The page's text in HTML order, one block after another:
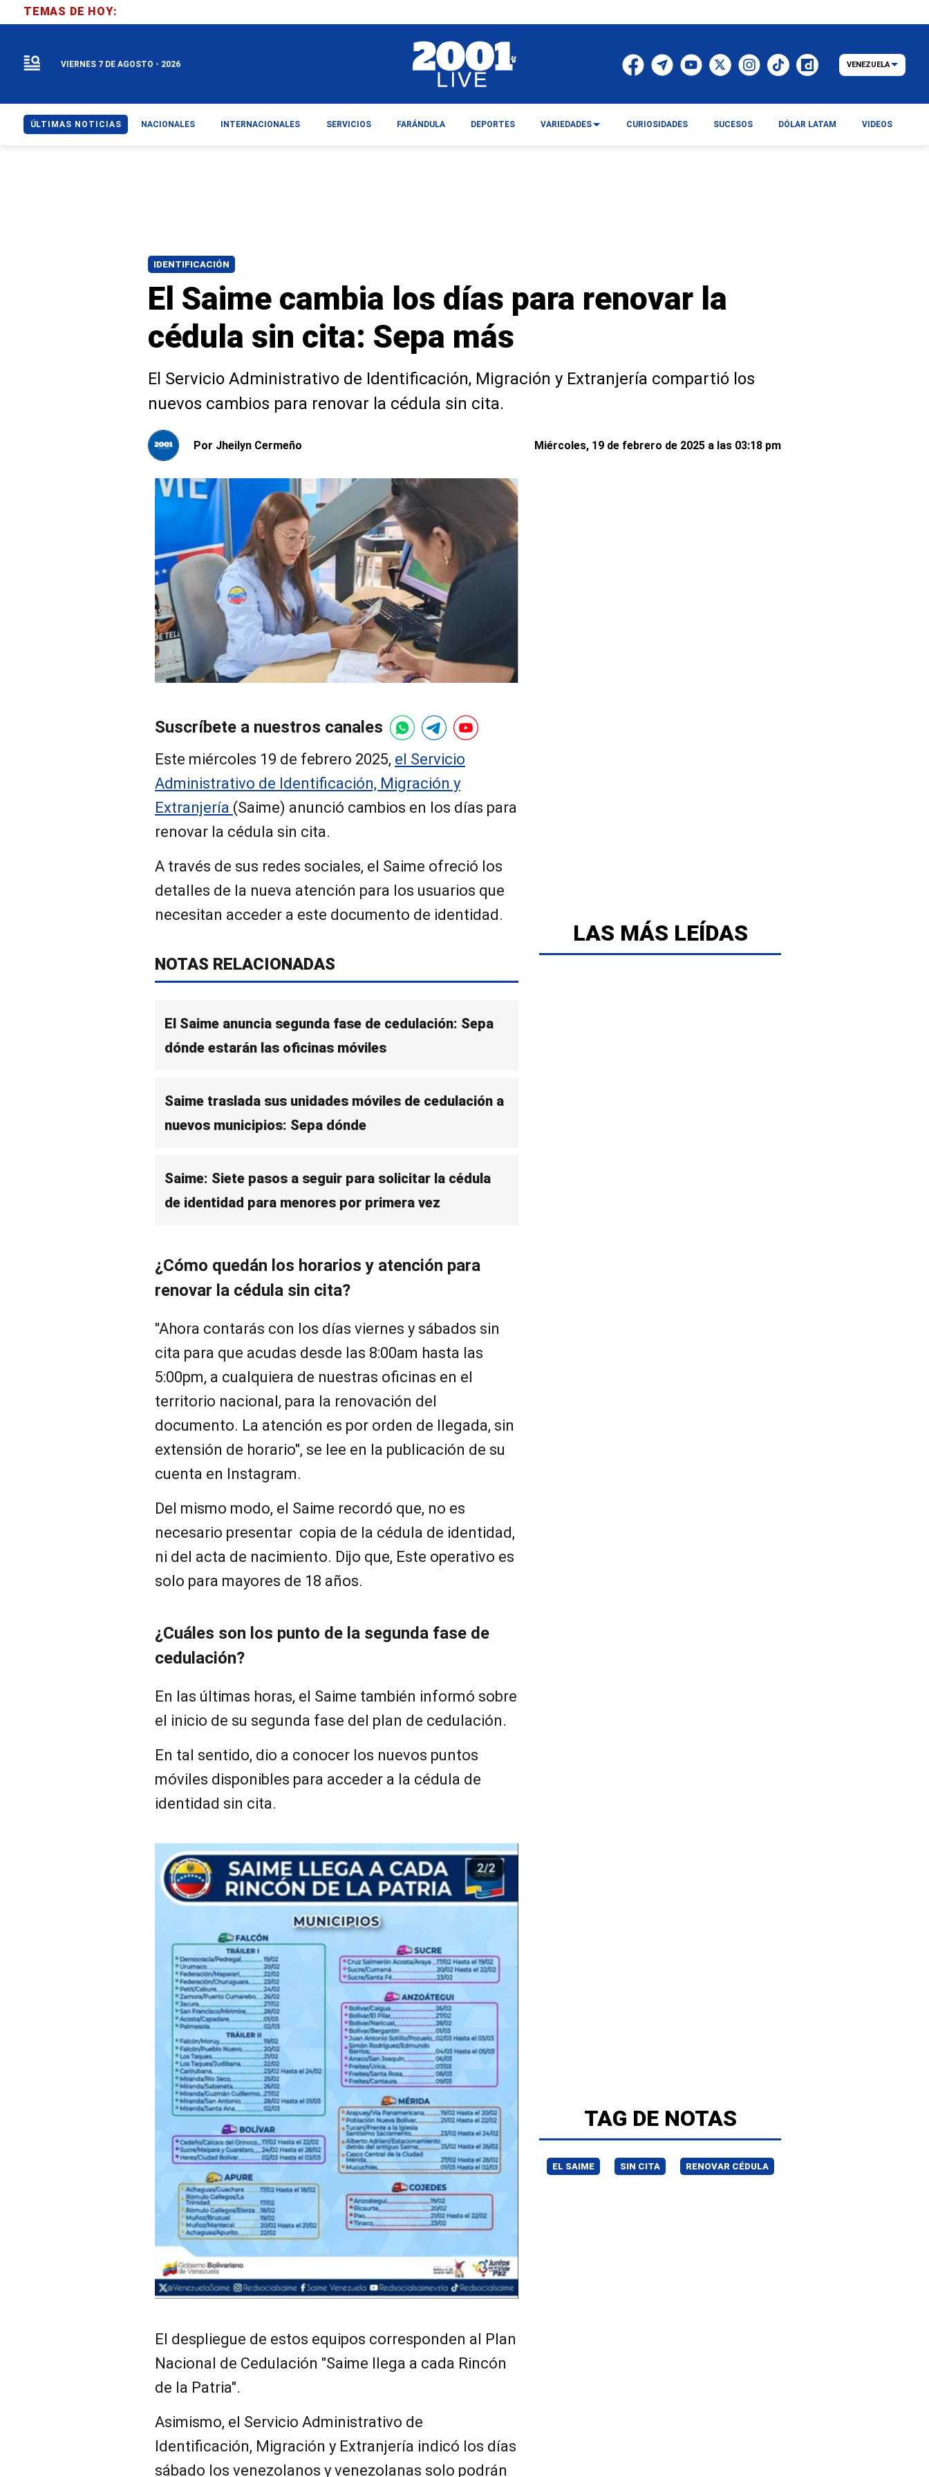
IDENTIFICACIÓN
El Saime cambia los días para renovar la
cédula sin cita: Sepa más
El Servicio Administrativo de Identificación, Migración y Extranjería compartió los
nuevos cambios para renovar la cédula sin cita.
Por Jheilyn Cermeño Miércoles, 19 de febrero de 2025 a las 03:18 pm
Suscríbete a nuestros canales
Este miércoles 19 de febrero 2025, el Servicio
Administrativo de Identificación, Migración y
Extranjería (Saime) anunció cambios en los días para
renovar la cédula sin cita.
A través de sus redes sociales, el Saime ofreció los
detalles de la nueva atención para los usuarios que
necesitan acceder a este documento de identidad.
NOTAS RELACIONADAS
El Saime anuncia segunda fase de cedulación: Sepa
dónde estarán las oficinas móviles
Saime traslada sus unidades móviles de cedulación a
nuevos municipios: Sepa dónde
Saime: Siete pasos a seguir para solicitar la cédula
de identidad para menores por primera vez
¿Cómo quedán los horarios y atención para
renovar la cédula sin cita?
"Ahora contarás con los días viernes y sábados sin
cita para que acudas desde las 8:00am hasta las
5:00pm, a cualquiera de nuestras oficinas en el
territorio nacional, para la renovación del
documento. La atención es por orden de llegada, sin
extensión de horario", se lee en la publicación de su
cuenta en Instagram.
Del mismo modo, el Saime recordó que, no es
necesario presentar copia de la cédula de identidad,
ni del acta de nacimiento. Dijo que, Este operativo es
solo para mayores de 18 años.
¿Cuáles son los punto de la segunda fase de
cedulación?
En las últimas horas, el Saime también informó sobre
el inicio de su segunda fase del plan de cedulación.
En tal sentido, dio a conocer los nuevos puntos
móviles disponibles para acceder a la cédula de
identidad sin cita.
El despliegue de estos equipos corresponden al Plan
Nacional de Cedulación "Saime llega a cada Rincón
de la Patria".
Asimismo, el Servicio Administrativo de
Identificación, Migración y Extranjería indicó los días
sábado los venezolanos y venezolanas solo podrán
LAS MÁS LEÍDAS
TAG DE NOTAS
EL SAIME SIN CITA RENOVAR CÉDULA
TEMAS DE HOY:
VIERNES 7 DE AGOSTO - 2026 VENEZUELA
ÚLTIMAS NOTICIAS NACIONALES INTERNACIONALES SERVICIOS FARÁNDULA DEPORTES VARIEDADES CURIOSIDADES SUCESOS DÓLAR LATAM VIDEOS